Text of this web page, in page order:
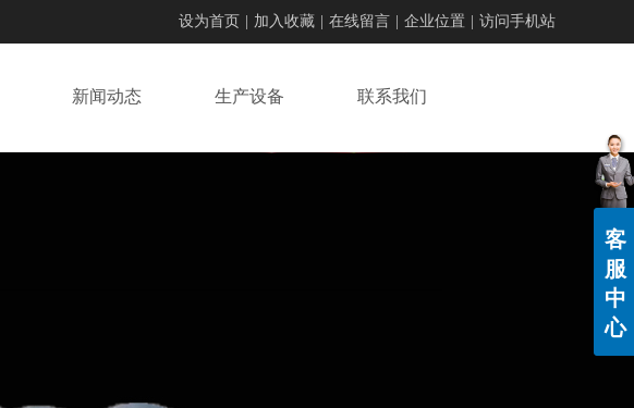
新闻动态 生产设备 联系我们
设为首页 加入收藏 在线留言 企业位置 访问手机站
客
服
中
心